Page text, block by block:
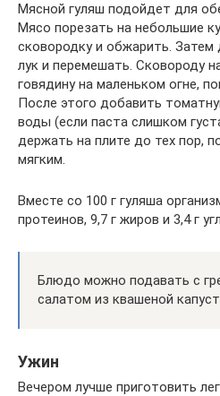
Мясной гуляш подойдет для
Мясо порезать на небольшие
сковородку и обжарить.
лук и перемешать. Сковороду
говядину на маленьком огне,
После этого добавить
воды (если паста слишком
держать на плите до тех пор,
мягким.
Вместе со 100 г гуляша
протеинов, 9,7 г жиров и 3,4 г
Блюдо можно подавать с
салатом из квашеной
Ужин
Вечером лучше приготовить